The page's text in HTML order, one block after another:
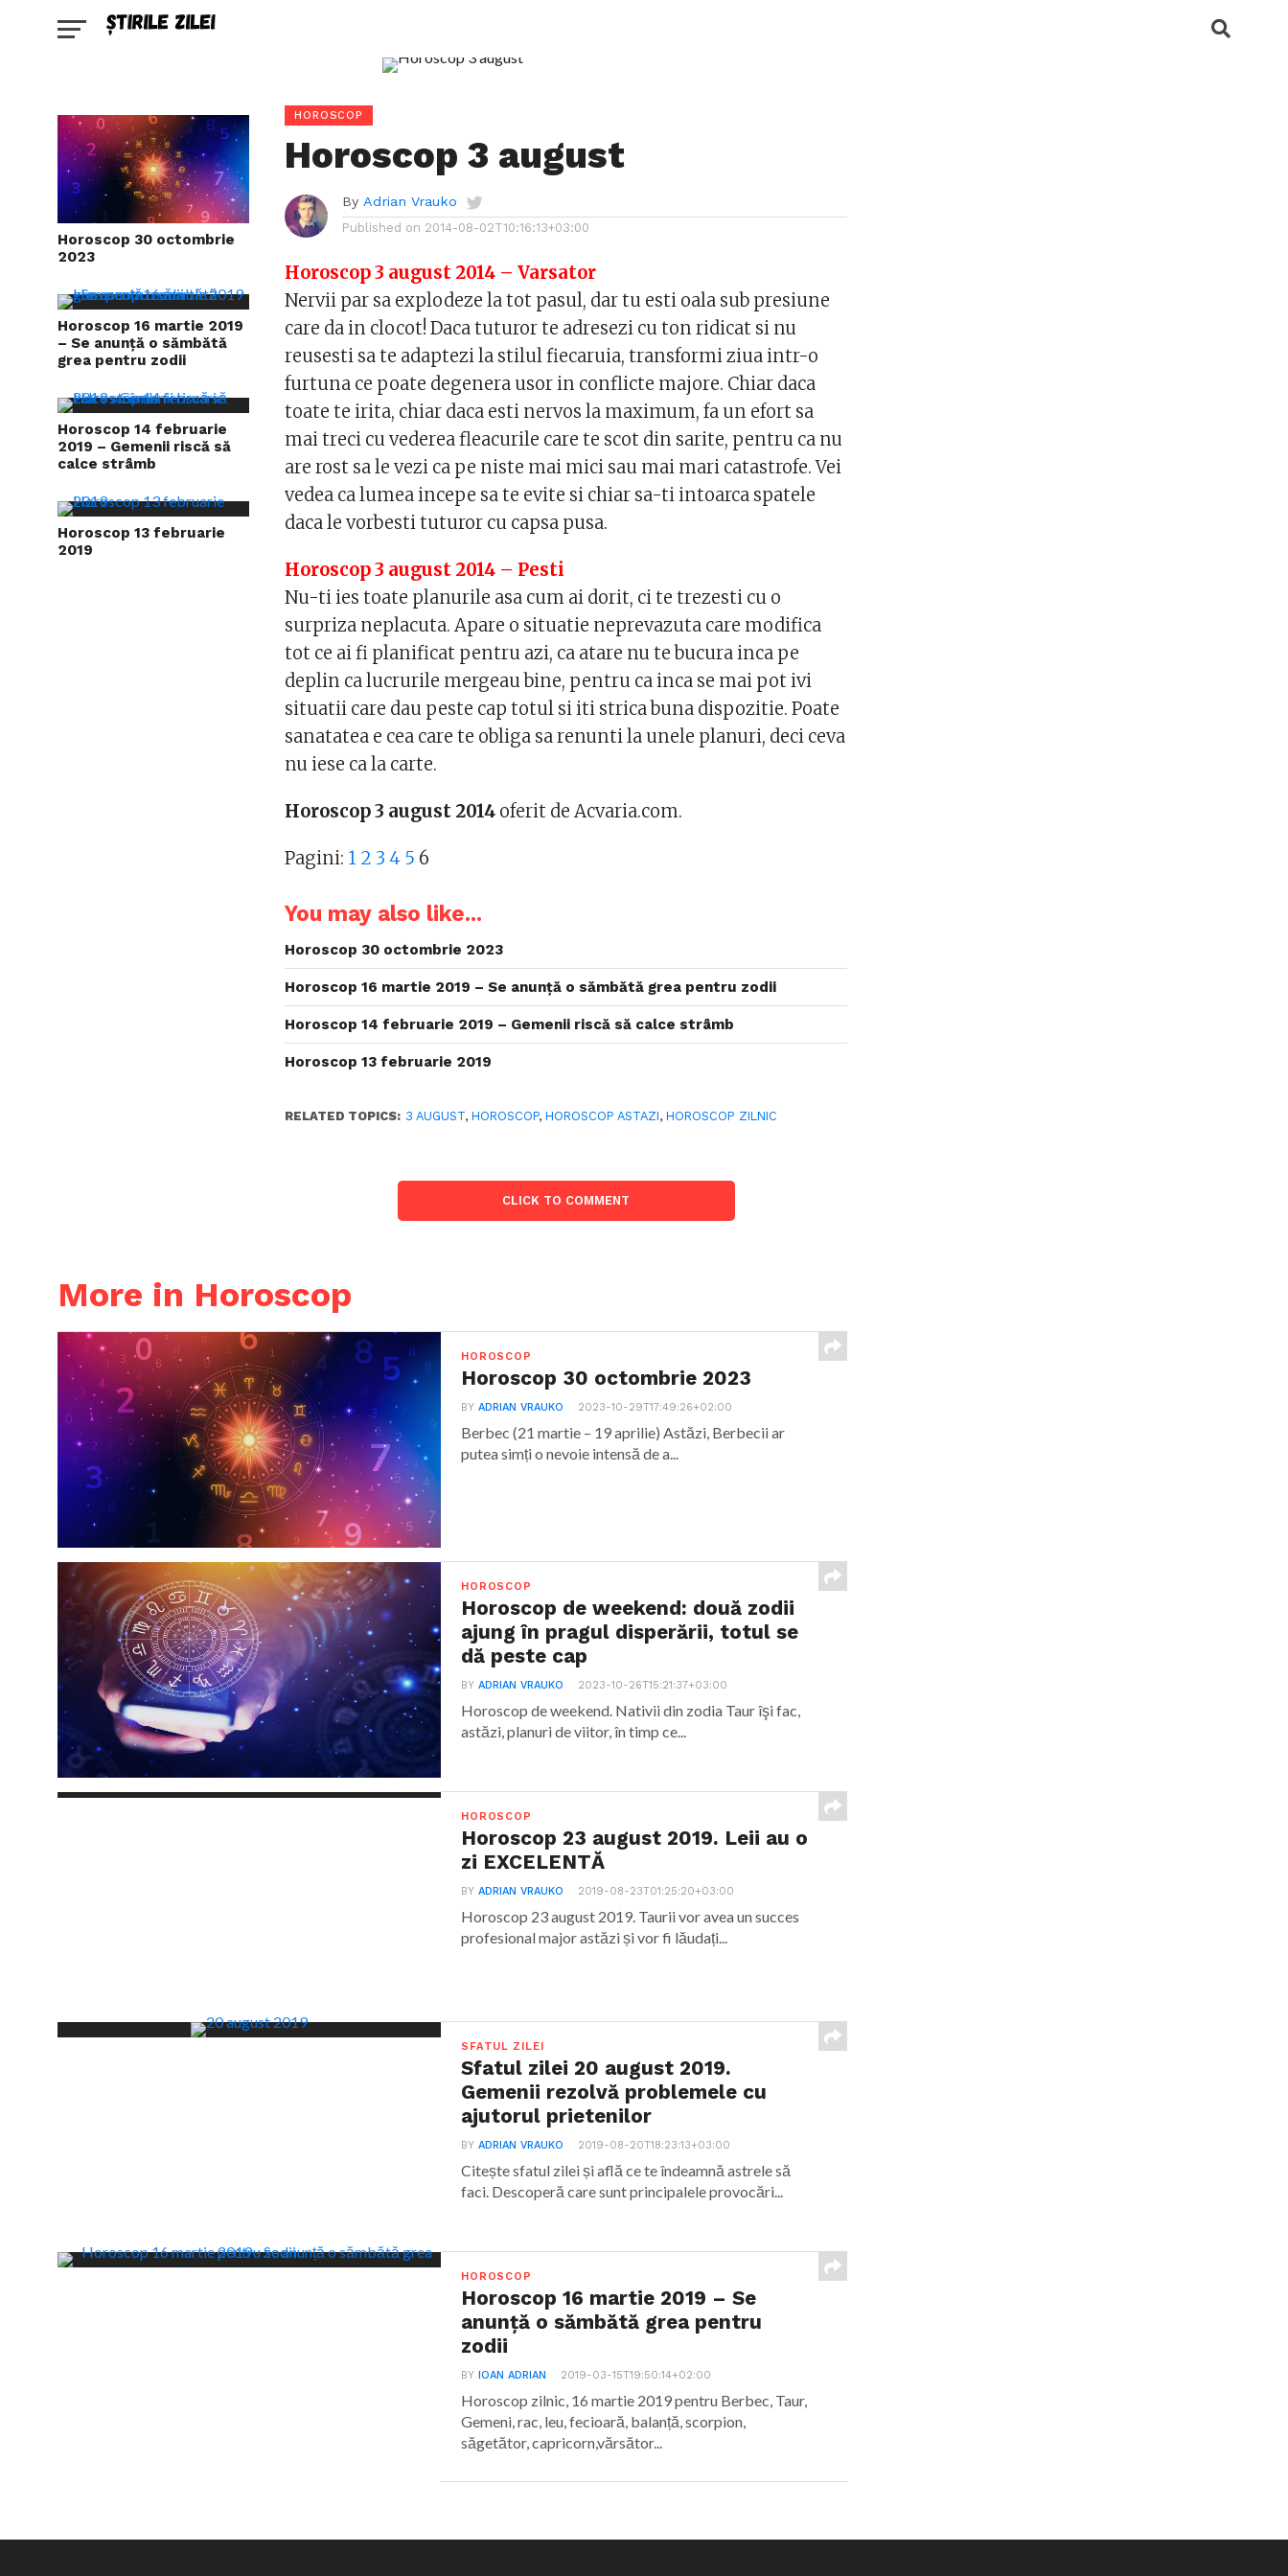
Horoscop 30 octombrie
2023
Horoscop 16 martie 2019
– Se anunță o sămbătă
grea pentru zodii
Horoscop 14 februarie
2019 – Gemenii riscă să
calce strâmb
Horoscop 13 februarie
2019
HOROSCOP
Horoscop 3 august
By Adrian Vrauko
Published on 2014-08-02T10:16:13+03:00
Horoscop 3 august 2014 – Varsator
Nervii par sa explodeze la tot pasul, dar tu esti oala sub presiune
care da in clocot! Daca tuturor te adresezi cu ton ridicat si nu
reusesti sa te adaptezi la stilul fiecaruia, transformi ziua intr-o
furtuna ce poate degenera usor in conflicte majore. Chiar daca
toate te irita, chiar daca esti nervos la maximum, fa un efort sa
mai treci cu vederea fleacurile care te scot din sarite, pentru ca nu
are rost sa le vezi ca pe niste mai mici sau mai mari catastrofe. Vei
vedea ca lumea incepe sa te evite si chiar sa-ti intoarca spatele
daca le vorbesti tuturor cu capsa pusa.
Horoscop 3 august 2014 – Pesti
Nu-ti ies toate planurile asa cum ai dorit, ci te trezesti cu o
surpriza neplacuta. Apare o situatie neprevazuta care modifica
tot ce ai fi planificat pentru azi, ca atare nu te bucura inca pe
deplin ca lucrurile mergeau bine, pentru ca inca se mai pot ivi
situatii care dau peste cap totul si iti strica buna dispozitie. Poate
sanatatea e cea care te obliga sa renunti la unele planuri, deci ceva
nu iese ca la carte.
Horoscop 3 august 2014 oferit de Acvaria.com.
Pagini: 1 2 3 4 5 6
You may also like...
Horoscop 30 octombrie 2023
Horoscop 16 martie 2019 – Se anunță o sămbătă grea pentru zodii
Horoscop 14 februarie 2019 – Gemenii riscă să calce strâmb
Horoscop 13 februarie 2019
RELATED TOPICS: 3 AUGUST,HOROSCOP,HOROSCOP ASTAZI,HOROSCOP ZILNIC
CLICK TO COMMENT
More in Horoscop
HOROSCOP
Horoscop 30 octombrie 2023
BYADRIAN VRAUKO 2023-10-29T17:49:26+02:00
Berbec (21 martie – 19 aprilie) Astăzi, Berbecii ar
putea simți o nevoie intensă de a...
HOROSCOP
Horoscop de weekend: două zodii
ajung în pragul disperării, totul se
dă peste cap
BYADRIAN VRAUKO 2023-10-26T15:21:37+03:00
Horoscop de weekend. Nativii din zodia Taur îşi fac,
astăzi, planuri de viitor, în timp ce...
HOROSCOP
Horoscop 23 august 2019. Leii au o
zi EXCELENTĂ
BYADRIAN VRAUKO 2019-08-23T01:25:20+03:00
Horoscop 23 august 2019. Taurii vor avea un succes
profesional major astăzi și vor fi lăudați...
SFATUL ZILEI
Sfatul zilei 20 august 2019.
Gemenii rezolvă problemele cu
ajutorul prietenilor
BYADRIAN VRAUKO 2019-08-20T18:23:13+03:00
Citește sfatul zilei și află ce te îndeamnă astrele să
faci. Descoperă care sunt principalele provocări...
HOROSCOP
Horoscop 16 martie 2019 – Se
anunță o sămbătă grea pentru
zodii
BYIOAN ADRIAN 2019-03-15T19:50:14+02:00
Horoscop zilnic, 16 martie 2019 pentru Berbec, Taur,
Gemeni, rac, leu, fecioară, balanță, scorpion,
săgetător, capricorn,vărsător...